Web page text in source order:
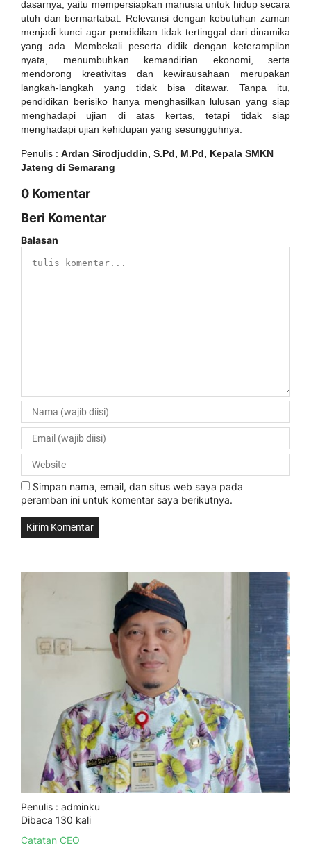
dasarnya, yaitu mempersiapkan manusia untuk hidup secara
utuh dan bermartabat. Relevansi dengan kebutuhan zaman
menjadi kunci agar pendidikan tidak tertinggal dari dinamika
yang ada. Membekali peserta didik dengan keterampilan
nyata, menumbuhkan kemandirian ekonomi, serta
mendorong kreativitas dan kewirausahaan merupakan
langkah-langkah yang tidak bisa ditawar. Tanpa itu,
pendidikan berisiko hanya menghasilkan lulusan yang siap
menghadapi ujian di atas kertas, tetapi tidak siap
menghadapi ujian kehidupan yang sesungguhnya.
Penulis : Ardan Sirodjuddin, S.Pd, M.Pd, Kepala SMKN
Jateng di Semarang
0 Komentar
Beri Komentar
Balasan
Simpan nama, email, dan situs web saya pada
peramban ini untuk komentar saya berikutnya.
Penulis : adminku
Dibaca 130 kali
Catatan CEO